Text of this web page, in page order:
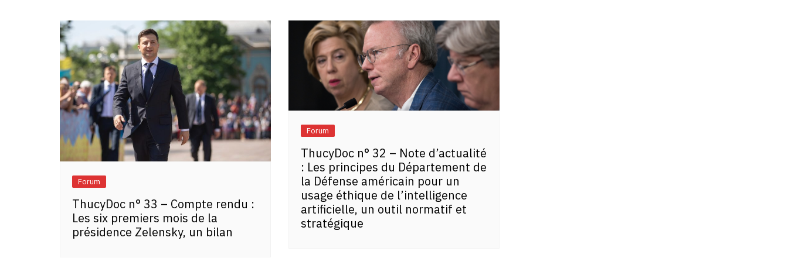
l’article
Forum
ThucyDoc n° 33 – Compte rendu :
Les six premiers mois de la
présidence Zelensky, un bilan
Forum
ThucyDoc n° 32 – Note d’actualité
: Les principes du Département de
la Défense américain pour un
usage éthique de l’intelligence
artificielle, un outil normatif et
stratégique